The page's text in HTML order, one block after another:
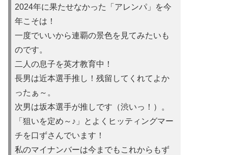
2024年に果たせなかった「アレンパ」を今
年こそは！
一度でいいから連覇の景色を見てみたいも
のです。
二人の息子を英才教育中！
長男は近本選手推し！残留してくれてよか
ったぁ～。
次男は坂本選手が推しです（渋いっ！）。
「狙いを定め～♪」とよくヒッティングマー
チを口ずさんでいます！
私のマイナンバーは今までもこれからもず